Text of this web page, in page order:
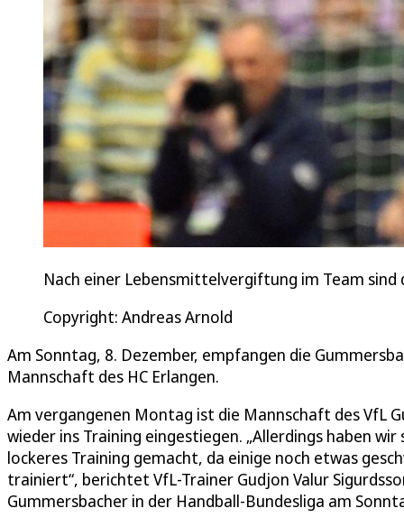
Nach einer Lebensmittelvergiftung im Team
Copyright: Andreas Arnold
Am Sonntag, 8. Dezember, empfangen die
Mannschaft des HC Erlangen.
Am vergangenen Montag ist die Mannschaft des VfL
wieder ins Training eingestiegen. „Allerdings haben
lockeres Training gemacht, da einige noch etwas
trainiert“, berichtet VfL-Trainer Gudjon Valur
Gummersbacher in der Handball-Bundesliga am